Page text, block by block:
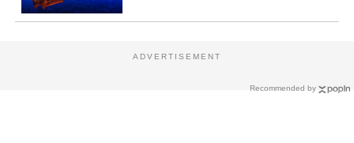
Recommended by
ADVERTISEMENT